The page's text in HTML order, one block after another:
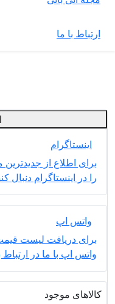
ارتباط با ما
کالاهای موجود
اینستاگرام
برای اطلاع از
را در اینستاگرام دنبال
واتس اپ
برای دریافت لیست
واتس اپ با ما در ارتباط